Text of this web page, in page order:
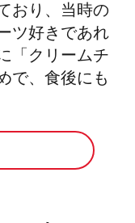
おり、当時の
ツ好きであれ
「クリームチ
で、食後にも